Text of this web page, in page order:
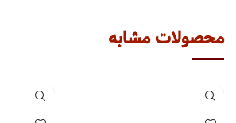
محصولات مشابه